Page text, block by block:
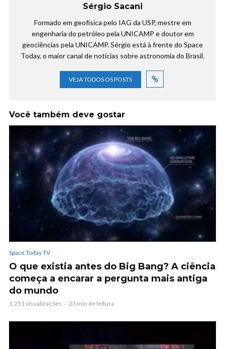
Sérgio Sacani
Formado em geofísica pelo IAG da USP, mestre em
engenharia do petróleo pela UNICAMP e doutor em
geociências pela UNICAMP. Sérgio está à frente do Space
Today, o maior canal de notícias sobre astronomia do Brasil.
VEJA TODOS OS POSTS
Você também deve gostar
Space Today TV
O que existia antes do Big Bang? A ciência
começa a encarar a pergunta mais antiga
do mundo
1.251 visualizações 23 min de leitura